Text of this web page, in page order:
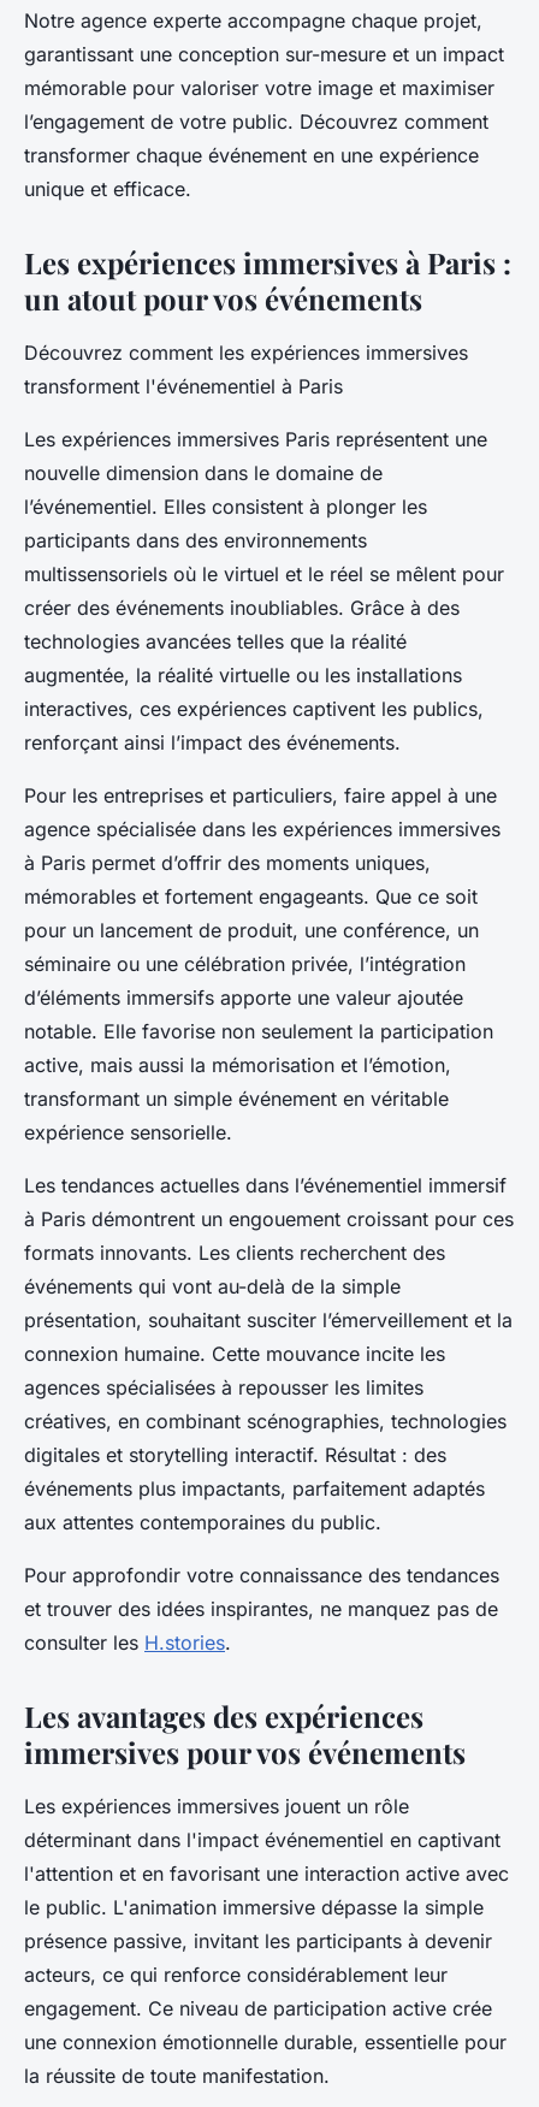
Notre agence experte accompagne chaque projet,
garantissant une conception sur-mesure et un impact
mémorable pour valoriser votre image et maximiser
l’engagement de votre public. Découvrez comment
transformer chaque événement en une expérience
unique et efficace.
Les expériences immersives à Paris :
un atout pour vos événements
Découvrez comment les expériences immersives
transforment l'événementiel à Paris
Les expériences immersives Paris représentent une
nouvelle dimension dans le domaine de
l’événementiel. Elles consistent à plonger les
participants dans des environnements
multissensoriels où le virtuel et le réel se mêlent pour
créer des événements inoubliables. Grâce à des
technologies avancées telles que la réalité
augmentée, la réalité virtuelle ou les installations
interactives, ces expériences captivent les publics,
renforçant ainsi l’impact des événements.
Pour les entreprises et particuliers, faire appel à une
agence spécialisée dans les expériences immersives
à Paris permet d’offrir des moments uniques,
mémorables et fortement engageants. Que ce soit
pour un lancement de produit, une conférence, un
séminaire ou une célébration privée, l’intégration
d’éléments immersifs apporte une valeur ajoutée
notable. Elle favorise non seulement la participation
active, mais aussi la mémorisation et l’émotion,
transformant un simple événement en véritable
expérience sensorielle.
Les tendances actuelles dans l’événementiel immersif
à Paris démontrent un engouement croissant pour ces
formats innovants. Les clients recherchent des
événements qui vont au-delà de la simple
présentation, souhaitant susciter l’émerveillement et la
connexion humaine. Cette mouvance incite les
agences spécialisées à repousser les limites
créatives, en combinant scénographies, technologies
digitales et storytelling interactif. Résultat : des
événements plus impactants, parfaitement adaptés
aux attentes contemporaines du public.
Pour approfondir votre connaissance des tendances
et trouver des idées inspirantes, ne manquez pas de
consulter les H.stories.
Les avantages des expériences
immersives pour vos événements
Les expériences immersives jouent un rôle
déterminant dans l'impact événementiel en captivant
l'attention et en favorisant une interaction active avec
le public. L'animation immersive dépasse la simple
présence passive, invitant les participants à devenir
acteurs, ce qui renforce considérablement leur
engagement. Ce niveau de participation active crée
une connexion émotionnelle durable, essentielle pour
la réussite de toute manifestation.